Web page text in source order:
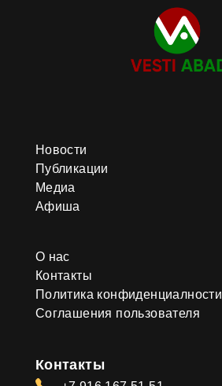
Новости
Публикации
Медиа
Афиша
О нас
Контакты
Политика конфиденциалности
Соглашения пользователя
Контакты